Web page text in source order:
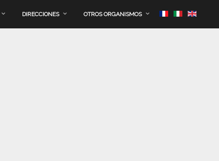
DIRECCIONES OTROS ORGANISMOS